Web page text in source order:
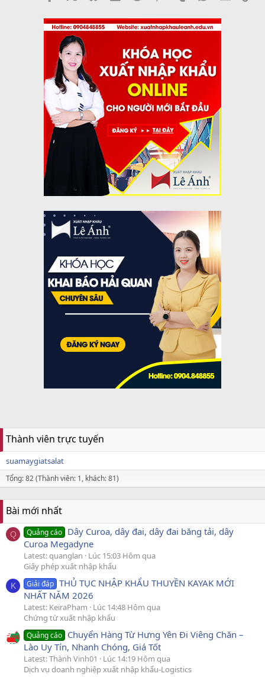
Thành viên trực tuyến
suamaygiatsalat
Tổng: 82 (Thành viên: 1, khách: 81)
Bài mới nhất
Q Quảng cáo Dây Curoa, dây đai, dây đai băng tải, dây
Curoa Megadyne
Latest: quanglan
Lúc 15:03 Hôm qua
Giấy phép xuất nhập khẩu
K Giải đáp THỦ TỤC NHẬP KHẨU THUYỀN KAYAK MỚI
NHẤT NĂM 2026
Latest: KeiraPham
Lúc 14:48 Hôm qua
Chứng từ xuất nhập khẩu
Quảng cáo Chuyển Hàng Từ Hưng Yên Đi Viêng Chăn –
Lào Uy Tín, Nhanh Chóng, Giá Tốt
Latest: Thành Vinh01
Lúc 14:19 Hôm qua
Dịch vụ doanh nghiệp xuất nhập khẩu-Logistics